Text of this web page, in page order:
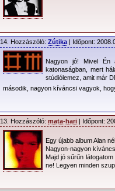
14. Hozzászóló: Zútika | Időpont:
Nagyon jó! Mivel Én
katonaságban, mert
stúdiólemez, amit már
második, nagyon kíváncsi vagyok,
13. Hozzászóló: mata-hari | Időpont:
Egy újabb album Alan
Nagyon-nagyon
Majd jó sűrűn
ne! Legyen minden